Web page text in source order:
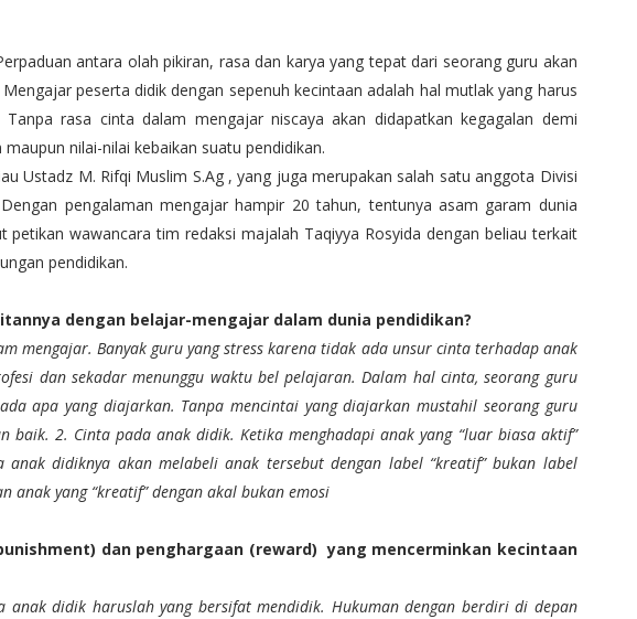
antara olah pikiran, rasa dan karya yang tepat dari seorang guru akan
peserta didik dengan sepenuh kecintaan adalah hal mutlak yang harus
rasa cinta dalam mengajar niscaya akan didapatkan kegagalan demi
nilai-nilai kebaikan suatu pendidikan.
Ustadz M. Rifqi Muslim S.Ag , yang juga merupakan salah satu anggota Divisi
Dengan pengalaman mengajar hampir 20 tahun, tentunya asam garam dunia
petikan wawancara tim redaksi majalah Taqiyya Rosyida dengan beliau terkait
pendidikan.
dengan belajar-mengajar dalam dunia pendidikan?
mengajar. Banyak guru yang stress karena tidak ada unsur cinta terhadap anak
dan sekadar menunggu waktu bel pelajaran. Dalam hal cinta, seorang guru
apa yang diajarkan. Tanpa mencintai yang diajarkan mustahil seorang guru
baik. 2. Cinta pada anak didik. Ketika menghadapi anak yang “luar biasa aktif”
anak didiknya akan melabeli anak tersebut dengan label “kreatif” bukan label
anak yang “kreatif” dengan akal bukan emosi
dan penghargaan (reward) yang mencerminkan kecintaan
anak didik haruslah yang bersifat mendidik. Hukuman dengan berdiri di depan